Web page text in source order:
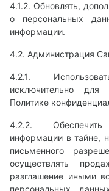
4.1.2. Обновлять,
о персональных
информации.
4.2. Администрация
4.2.1.
исключительно
Политике
4.2.2. Обеспечить
информации в тайне,
письменного
осуществлять
разглашение иными
персональных